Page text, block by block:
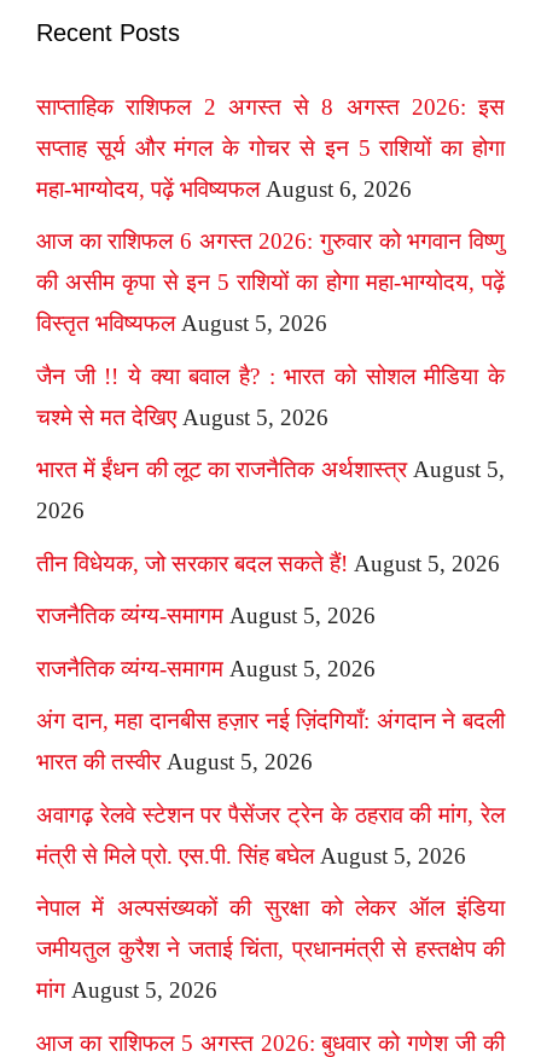
Recent Posts
साप्ताहिक राशिफल 2 अगस्त से 8 अगस्त 2026: इस
सप्ताह सूर्य और मंगल के गोचर से इन 5 राशियों का होगा
महा-भाग्योदय, पढ़ें भविष्यफल August 6, 2026
आज का राशिफल 6 अगस्त 2026: गुरुवार को भगवान विष्णु
की असीम कृपा से इन 5 राशियों का होगा महा-भाग्योदय, पढ़ें
विस्तृत भविष्यफल August 5, 2026
जैन जी !! ये क्या बवाल है? : भारत को सोशल मीडिया के
चश्मे से मत देखिए August 5, 2026
भारत में ईंधन की लूट का राजनैतिक अर्थशास्त्र August 5,
2026
तीन विधेयक, जो सरकार बदल सकते हैं! August 5, 2026
राजनैतिक व्यंग्य-समागम August 5, 2026
राजनैतिक व्यंग्य-समागम August 5, 2026
अंग दान, महा दानबीस हज़ार नई ज़िंदगियाँ: अंगदान ने बदली
भारत की तस्वीर August 5, 2026
अवागढ़ रेलवे स्टेशन पर पैसेंजर ट्रेन के ठहराव की मांग, रेल
मंत्री से मिले प्रो. एस.पी. सिंह बघेल August 5, 2026
नेपाल में अल्पसंख्यकों की सुरक्षा को लेकर ऑल इंडिया
जमीयतुल कुरैश ने जताई चिंता, प्रधानमंत्री से हस्तक्षेप की
मांग August 5, 2026
आज का राशिफल 5 अगस्त 2026: बुधवार को गणेश जी की